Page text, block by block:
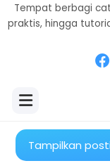
Tempat berbagi
praktis, hingga
Tampilkan